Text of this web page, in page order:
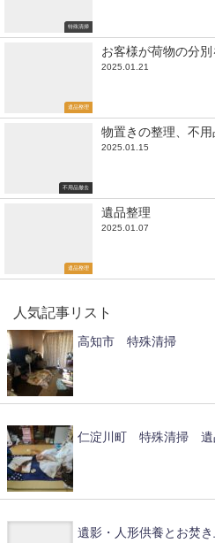
特殊清掃
遺品整理
お客様が荷物の分
2025.01.21
不用品撤去
物置きの整理、不用
2025.01.15
遺品整理
遺品整理
2025.01.07
人気記事リスト
高知市 特殊清掃
仁淀川町 特殊清掃 遺
遺影・人形供養とお焚